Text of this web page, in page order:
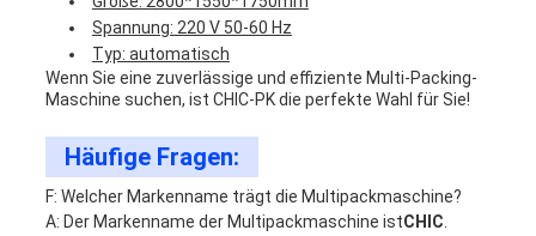
Spannung: 220 V 50-60 Hz
Typ: automatisch
Wenn Sie eine zuverlässige und effiziente Multi-Packing-
Maschine suchen, ist CHIC-PK die perfekte Wahl für Sie!
Häufige Fragen:
F: Welcher Markenname trägt die Multipackmaschine?
A: Der Markenname der Multipackmaschine istCHIC.